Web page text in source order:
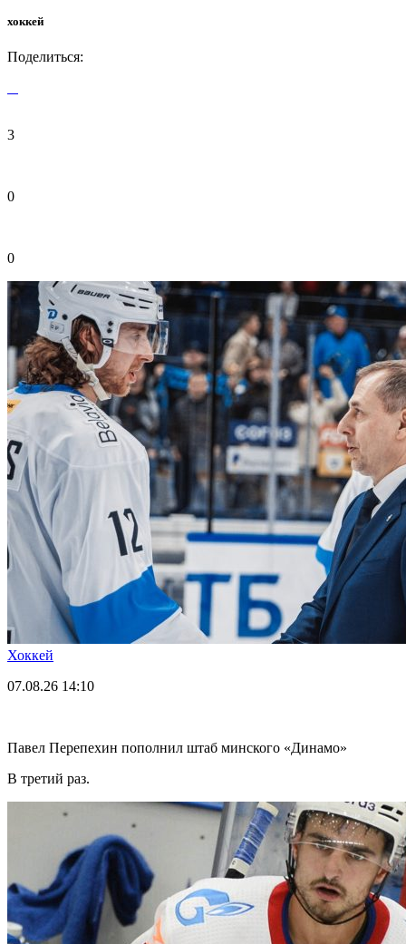
хоккей
Поделиться:
3
0
0
Хоккей
07.08.26 14:10
Павел Перепехин пополнил штаб минского «Динамо»
В третий раз.